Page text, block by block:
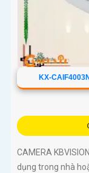
KX-
CAMERA
dụng trong nhà